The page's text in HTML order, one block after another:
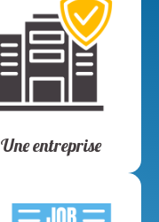
Une entreprise